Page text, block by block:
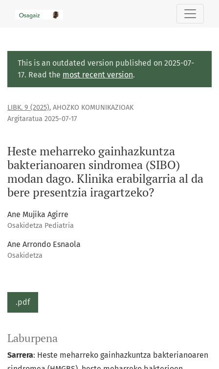
Heste meharreko gainhazkuntza bakterianoaren
This is an outdated version published on 2025-07-
17. Read the most recent version.
LIBK. 9 (2025), AHOZKO KOMUNIKAZIOAK
Heste meharreko gainhazkuntza
bakterianoaren sindromea (SIBO)
modan dago. Klinika erabilgarria al da
bere presentzia iragartzeko?
Argitaratua 2025-07-17
Ane Mujika Agirre
Osakidetza Pediatria
Ane Arrondo Esnaola
Osakidetza
.pdf
Laburpena
Sarrera: Heste meharreko gainhazkuntza bakterianoaren